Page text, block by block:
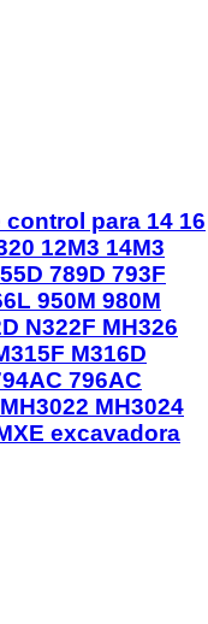
para 14 16
12M3 14M3
789D 793F
950M 980M
N322F MH326
M316D
796AC
MH3024
excavadora